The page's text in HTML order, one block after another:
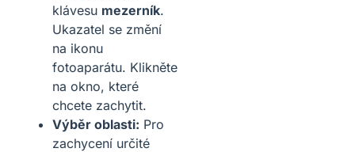
klávesu mezerník.
Ukazatel se změní
na ikonu
fotoaparátu. Klikněte
na okno, které
chcete zachytit.
Výběr oblasti: Pro
zachycení určité